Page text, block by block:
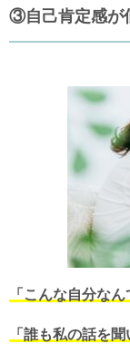
③自己肯定感が
「こんな自分な
「誰も私の話を聞